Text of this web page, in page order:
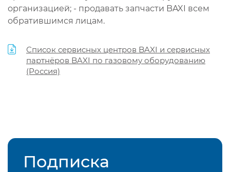
организацией; - продавать запчасти BAXI всем
обратившимся лицам.
Список сервисных центров BAXI и сервисных
партнёров BAXI по газовому оборудованию
(Россия)
Подписка